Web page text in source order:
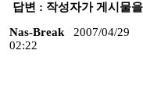
답변 : 작성자가 게시물
Nas-Break
2007/04/29
02:22